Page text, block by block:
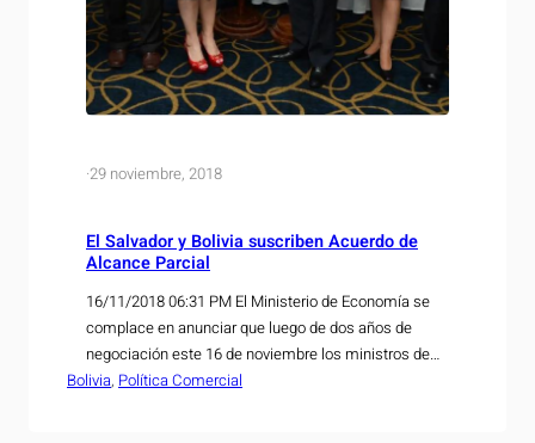
·29 noviembre, 2018
El Salvador y Bolivia suscriben Acuerdo de
Alcance Parcial
16/11/2018 06:31 PM El Ministerio de Economía se
complace en anunciar que luego de dos años de
negociación este 16 de noviembre los ministros de
Relaciones Exteriores de El Salvador y de Bolivia,
Bolivia, Política Comercial